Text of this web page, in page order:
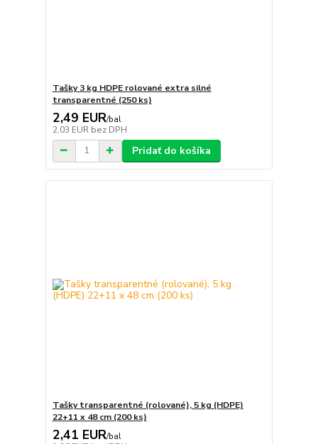
Tašky 3 kg HDPE rolované extra silné
transparentné (250 ks)
2,49 EUR/bal
2,03 EUR bez DPH
Pridať do košíka
Tašky transparentné (rolované), 5 kg (HDPE)
22+11 x 48 cm (200 ks)
2,41 EUR/bal